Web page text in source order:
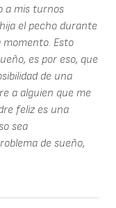
a mis turnos
el pecho durante
Esto
es por eso, que
de una
a alguien que me
feliz es una
sea
de sueño,